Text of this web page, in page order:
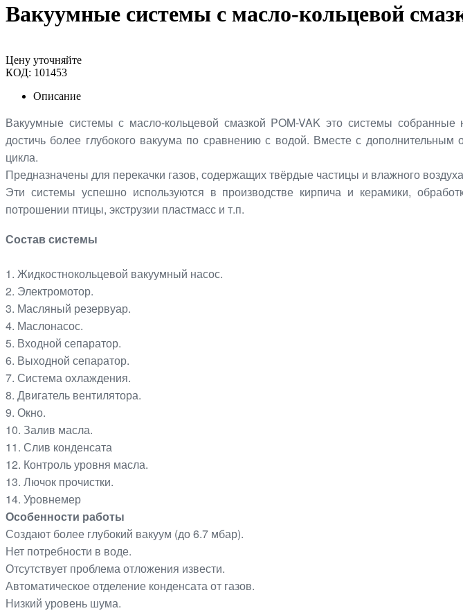
Вакуумные системы с масло-кольцевой
Цену уточняйте
КОД: 101453
Описание
Вакуумные системы с масло-кольцевой смазкой POM-VAK это системы собранные
достичь более глубокого вакуума по сравнению с водой. Вместе с
цикла.
Предназначены для перекачки газов, содержащих твёрдые частицы и влажного
Эти системы успешно используются в производстве кирпича и керамики,
потрошении птицы, экструзии пластмасс и т.п.
Состав системы
1. Жидкостнокольцевой вакуумный насос.
2. Электромотор.
3. Масляный резервуар.
4. Маслонасос.
5. Входной сепаратор.
6. Выходной сепаратор.
7. Система охлаждения.
8. Двигатель вентилятора.
9. Окно.
10. Залив масла.
11. Слив конденсата
12. Контроль уровня масла.
13. Лючок прочистки.
14. Уровнемер
Особенности работы
Создают более глубокий вакуум (до 6.7 мбар).
Нет потребности в воде.
Отсутствует проблема отложения извести.
Автоматическое отделение конденсата от газов.
Низкий уровень шума.